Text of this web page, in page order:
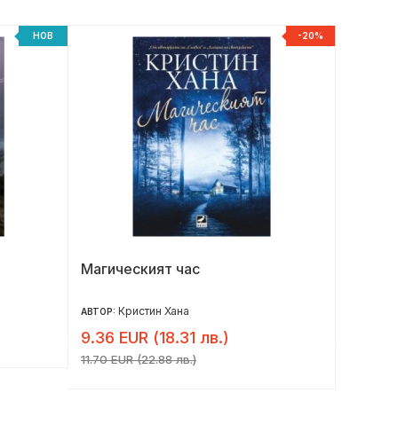
НОВ -20%
Магическият час
АВТОР: Кристин Хана
9.36 EUR (18.31 лв.)
11.70 EUR (22.88 лв.)